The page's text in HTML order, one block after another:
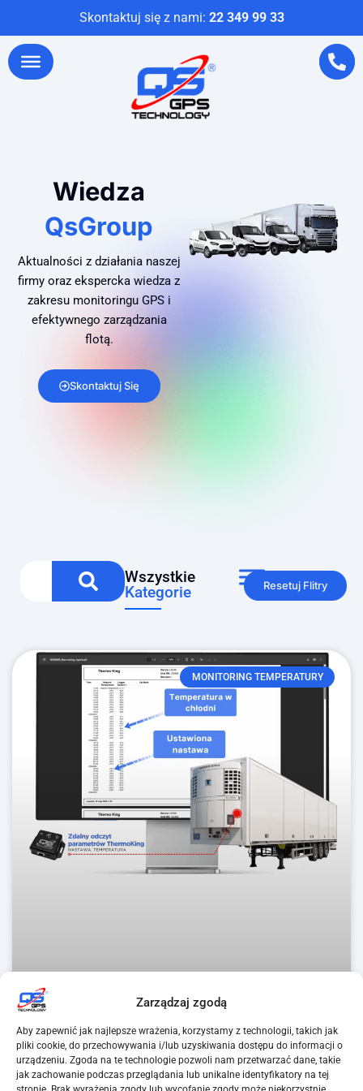
Zarządzaj zgodą
Aby zapewnić jak najlepsze wrażenia, korzystamy z technologii, takich jak
pliki cookie, do przechowywania i/lub uzyskiwania dostępu do informacji o
urządzeniu. Zgoda na te technologie pozwoli nam przetwarzać dane, takie
jak zachowanie podczas przeglądania lub unikalne identyfikatory na tej
Skontaktuj się z nami: 22 349 99 33
Wiedza
QsGroup
Aktualności z działania naszej
firmy oraz ekspercka wiedza z
zakresu monitoringu GPS i
efektywnego zarządzania
flotą.
Skontaktuj Się
MONITORING TEMPERATURY
Zdalny odczyt parametrów ThermoKing
Wszystkie
Kategorie
Resetuj Flitry